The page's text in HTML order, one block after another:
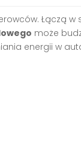
Łączą w
może
energii w